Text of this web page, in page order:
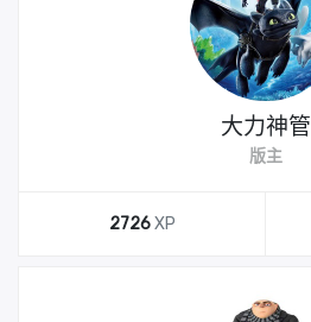
大力神管
版主
2726XP